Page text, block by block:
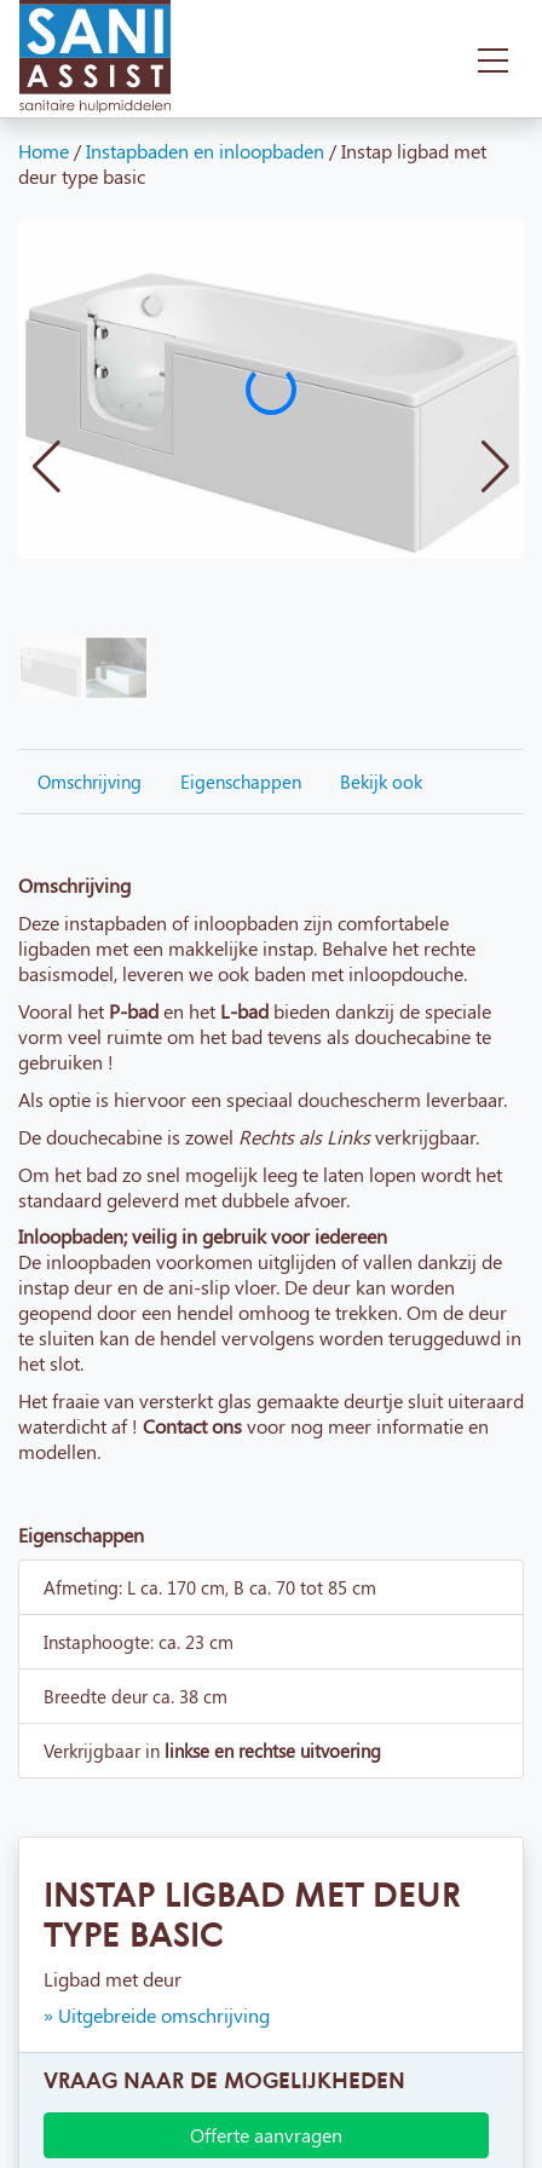
Home/Instapbaden en inloopbaden /Instap ligbad met
deur type basic
Omschrijving Eigenschappen Bekijk ook
Omschrijving
Deze instapbaden of inloopbaden zijn comfortabele
ligbaden met een makkelijke instap. Behalve het rechte
basismodel, leveren we ook baden met inloopdouche.
Vooral het P-baden het L-bad bieden dankzij de speciale
vorm veel ruimte om het bad tevens als douchecabine te
gebruiken !
Als optie is hiervoor een speciaal douchescherm leverbaar.
De douchecabine is zowel Rechts als Linksverkrijgbaar.
Om het bad zo snel mogelijk leeg te laten lopen wordt het
standaard geleverd met dubbele afvoer.
Inloopbaden; veilig in gebruik voor iedereen
De inloopbaden voorkomen uitglijden of vallen dankzij de
instap deur en de ani-slip vloer. De deur kan worden
geopend door een hendel omhoog te trekken. Om de deur
te sluiten kan de hendel vervolgens worden teruggeduwd in
het slot.
Het fraaie van versterkt glas gemaakte deurtje sluit uiteraard
waterdicht af ! Contact onsvoor nog meer informatie en
modellen.
Eigenschappen
Afmeting: L ca. 170 cm, B ca. 70 tot 85 cm
Instaphoogte: ca. 23 cm
Breedte deur ca. 38 cm
Verkrijgbaar in linkse en rechtse uitvoering
INSTAP LIGBAD MET DEUR
TYPE BASIC
Ligbad met deur
» Uitgebreide omschrijving
VRAAG NAAR DE MOGELIJKHEDEN
Offerte aanvragen